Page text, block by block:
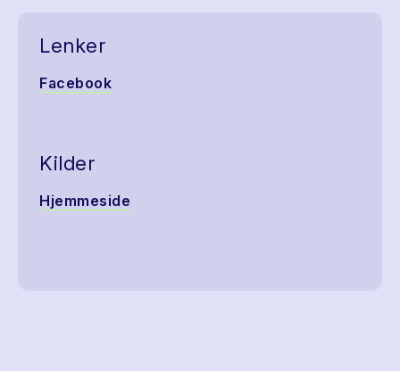
Lenker
Facebook
Kilder
Hjemmeside